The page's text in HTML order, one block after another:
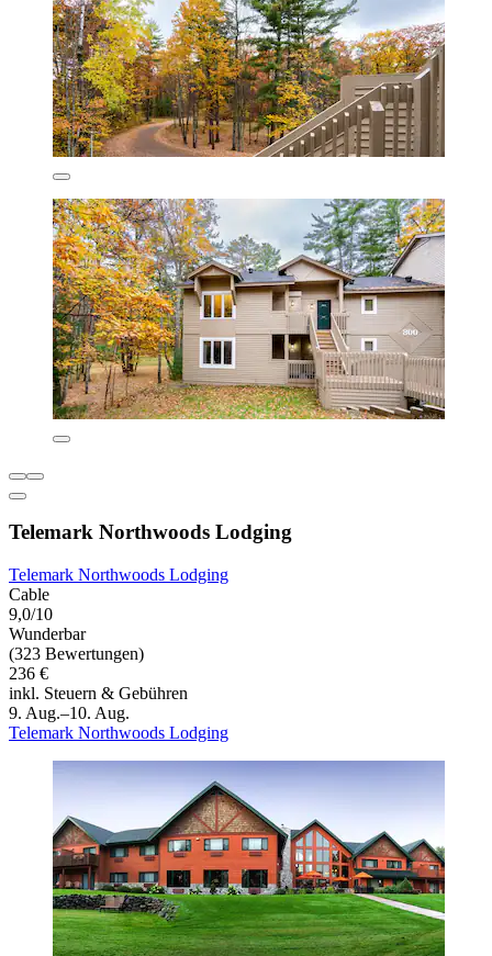
Telemark Northwoods Lodging
Telemark Northwoods Lodging
Cable
9,0/10
Wunderbar
(323 Bewertungen)
236 €
inkl. Steuern & Gebühren
9. Aug.–10. Aug.
Telemark Northwoods Lodging